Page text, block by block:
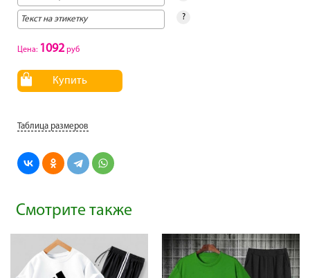
?
Цена: 1092 руб
Купить
Таблица размеров
Смотрите также